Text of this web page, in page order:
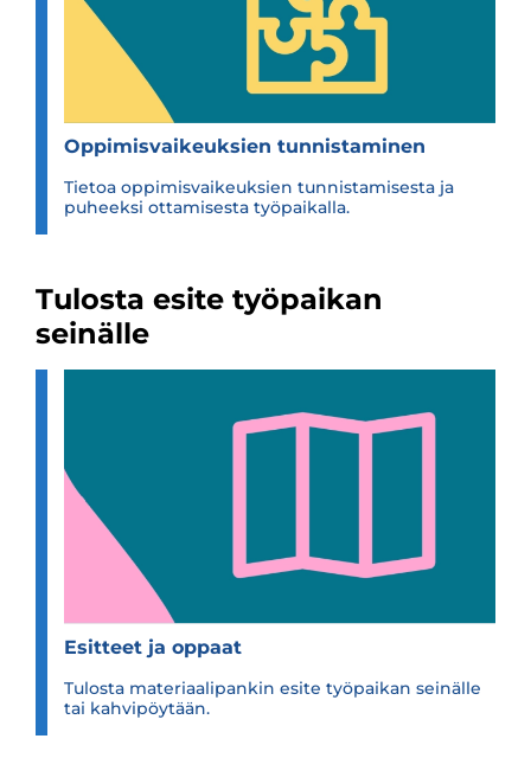
Oppi­mis­vai­keuk­sien tun­nis­ta­mi­nen
Tietoa oppimisvaikeuksien tunnistamisesta ja
puheeksi ottamisesta työpaikalla.
Tulosta esite työpaikan
seinälle
Esit­teet ja oppaat
Tulosta materiaalipankin esite työpaikan seinälle
tai kahvipöytään.